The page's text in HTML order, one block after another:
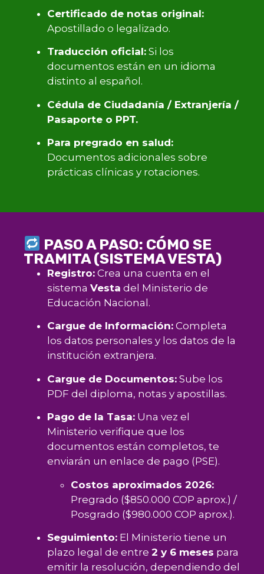
Certificado de notas original:
Apostillado o legalizado.
Traducción oficial: Si los
documentos están en un idioma
distinto al español.
Cédula de Ciudadanía / Extranjería /
Pasaporte o PPT.
Para pregrado en salud:
Documentos adicionales sobre
prácticas clínicas y rotaciones.
PASO A PASO: CÓMO SE
TRAMITA (SISTEMA VESTA)
Registro: Crea una cuenta en el
sistema Vesta del Ministerio de
Educación Nacional.
Cargue de Información: Completa
los datos personales y los datos de la
institución extranjera.
Cargue de Documentos: Sube los
PDF del diploma, notas y apostillas.
Pago de la Tasa: Una vez el
Ministerio verifique que los
documentos están completos, te
enviarán un enlace de pago (PSE).
Costos aproximados 2026:
Pregrado ($850.000 COP aprox.) /
Posgrado ($980.000 COP aprox.).
Seguimiento: El Ministerio tiene un
plazo legal de entre 2 y 6 meses para
emitir la resolución, dependiendo del